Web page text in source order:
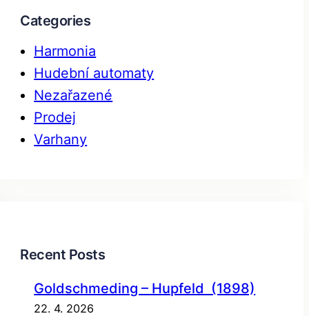
Categories
Harmonia
Hudební automaty
Nezařazené
Prodej
Varhany
Recent Posts
Goldschmeding – Hupfeld (1898)
22. 4. 2026